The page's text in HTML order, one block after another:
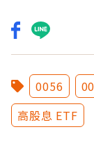
0056
高股息 ETF